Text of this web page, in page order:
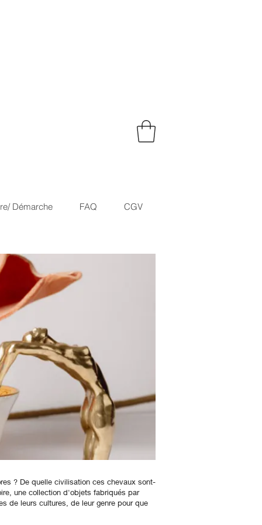
Démarche FAQ CGV
? De quelle civilisation ces chevaux sont-
une collection d'objets fabriqués par
de leurs cultures, de leur genre pour que